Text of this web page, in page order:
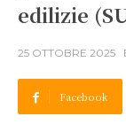
edilizie
25 OTTOBRE 2025
Facebook